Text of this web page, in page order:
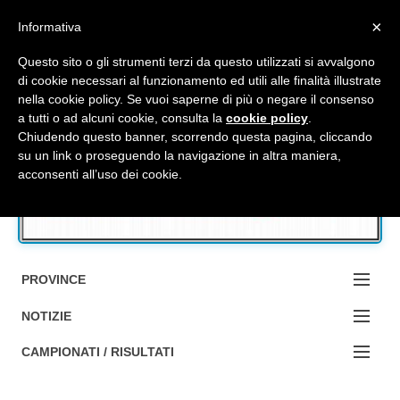
Accedi / Registrati
Contattaci
PROVINCE
EDIZIONE:
BOLOGNA
NOTIZIE
NOTIZIE:
CAMPIONATI / RISULTATI
×
Informativa
Questo sito o gli strumenti terzi da questo utilizzati si avvalgono
di cookie necessari al funzionamento ed utili alle finalità illustrate
nella cookie policy. Se vuoi saperne di più o negare il consenso
a tutti o ad alcuni cookie, consulta la cookie policy
Chiudendo questo banner, scorrendo questa pagina, cliccando
su un link o proseguendo la navigazione in altra maniera,
acconsenti all’uso dei cookie.